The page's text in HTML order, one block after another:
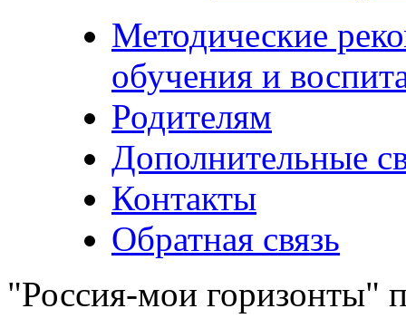
Методические
обучения и
Родителям
Дополнительные
Контакты
Обратная связь
"Россия-мои горизонты"